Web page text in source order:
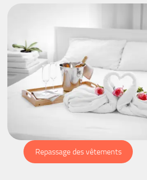
Repassage des vêtements